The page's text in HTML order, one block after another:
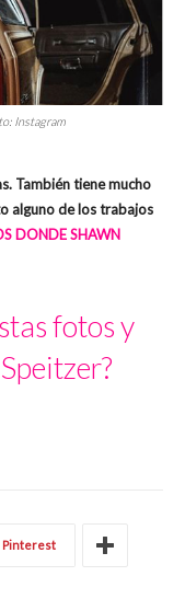
Instagram
También tiene mucho
alguno de los trabajos
DONDE SHAWN
fotos y
Pinterest